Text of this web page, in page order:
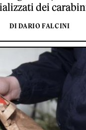
dei
DI DARIO FALCINI